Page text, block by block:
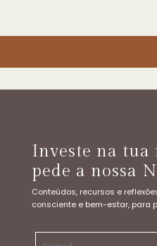
Investe na tua
pede a nossa
Conteúdos, recursos e
consciente e bem-estar, para